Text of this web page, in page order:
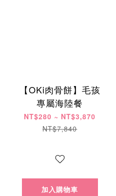
【OKi肉骨餅】毛孩
專屬海陸餐
NT$280 ~ NT$3,870
NT$7,840
加入購物車